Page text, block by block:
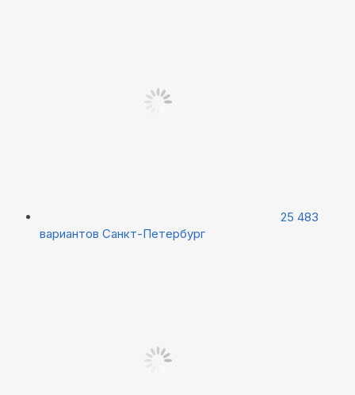
25 483
вариантов Санкт-Петербург